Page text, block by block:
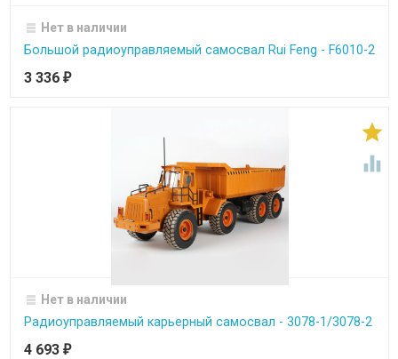
Нет в наличии
Большой радиоуправляемый самосвал Rui Feng - F6010-2
3 336 ₽


Нет в наличии
Радиоуправляемый карьерный самосвал - 3078-1/3078-2
4 693 ₽